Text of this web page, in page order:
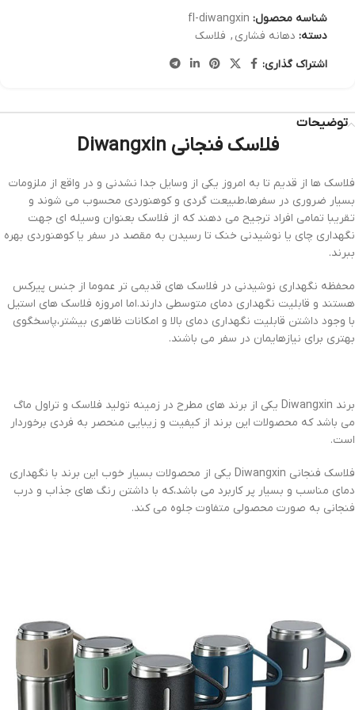
شناسه محصول: fl-diwangxin
دسته: دهانه فشاری , فلاسک
اشتراک گذاری:
توضیحات
فلاسک فنجانی Diwangxin
فلاسک ها از قدیم تا به امروز یکی از وسایل جدا نشدنی و در واقع از ملزومات
بسیار ضروری در سفرها،طبیعت گردی و کوهنوردی محسوب می شوند و
تقریبا تمامی افراد ترجیح می دهند که از فلاسک بعنوان وسیله ای جهت
نگهداری چای یا نوشیدنی خنک تا رسیدن به مقصد در سفر یا کوهنوردی بهره
ببرند.
محفظه نگهداری نوشیدنی در فلاسک های قدیمی تر عموما از جنس پیرکس
هستند و قابلیت نگهداری دمای متوسطی دارند.اما امروزه فلاسک های استیل
با وجود داشتن قابلیت نگهداری دمای بالا و امکانات ظاهری بیشتر،پاسخگوی
بهتری برای نیازهایمان در سفر می باشند.
برند Diwangxin یکی از برند های مطرح در زمینه تولید فلاسک و تراول ماگ
می باشد که محصولات این برند از کیفیت و زیبایی منحصر به فردی برخوردار
است.
فلاسک فنجانی Diwangxin یکی از محصولات بسیار خوب این برند با نگهداری
دمای مناسب و بسیار پر کاربرد می باشد،که با داشتن رنگ های جذاب و درب
فنجانی به صورت محصولی متفاوت جلوه می کند.